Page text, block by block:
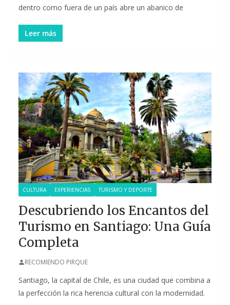
dentro como fuera de un país abre un abanico de
Leer más
CULTURA EXPERIENCIAS TURISMO Y DEPORTE
Descubriendo los Encantos del
Turismo en Santiago: Una Guía
Completa
RECOMIENDO PIRQUE
Santiago, la capital de Chile, es una ciudad que combina a
la perfección la rica herencia cultural con la modernidad.